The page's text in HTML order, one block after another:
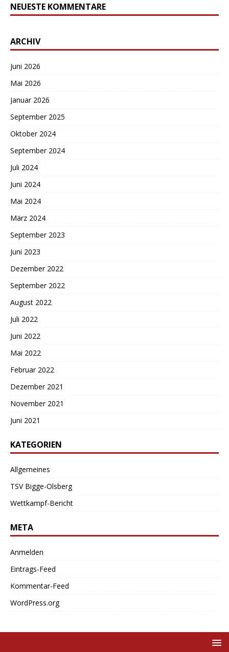
NEUESTE KOMMENTARE
ARCHIV
Juni 2026
Mai 2026
Januar 2026
September 2025
Oktober 2024
September 2024
Juli 2024
Juni 2024
Mai 2024
März 2024
September 2023
Juni 2023
Dezember 2022
September 2022
August 2022
Juli 2022
Juni 2022
Mai 2022
Februar 2022
Dezember 2021
November 2021
Juni 2021
KATEGORIEN
Allgemeines
TSV Bigge-Olsberg
Wettkampf-Bericht
META
Anmelden
Eintrags-Feed
Kommentar-Feed
WordPress.org